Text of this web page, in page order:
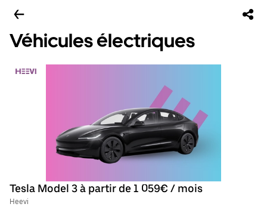
Véhicules électriques
Tesla Model 3 à partir de 1 059€ / mois
Heevi